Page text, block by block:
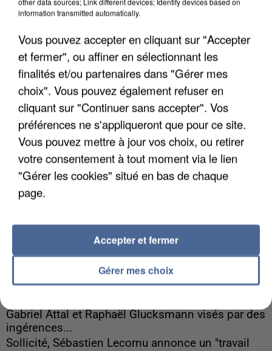
7 août 2026
Un second cadre de la DZ Mafia interpellé en
Algérie
Un cofondateur du réseau avait été interpellé
quelques jours plus tôt.
Gabriel Attal et Raphaël Glucksmann visés par des
ingérences...
Sollicité, Sébastien Lecornu annonce un "travail
information transmitted automatically.
Vous pouvez accepter en cliquant sur "Accepter
et fermer", ou affiner en sélectionnant les
finalités et/ou partenaires dans "Gérer mes
choix". Vous pouvez également refuser en
cliquant sur "Continuer sans accepter". Vos
préférences ne s'appliqueront que pour ce site.
Vous pouvez mettre à jour vos choix, ou retirer
votre consentement à tout moment via le lien
"Gérer les cookies" situé en bas de chaque
page.
Gérer mes choix
Accepter et fermer